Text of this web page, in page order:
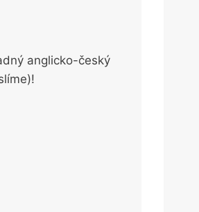
anglicko-český